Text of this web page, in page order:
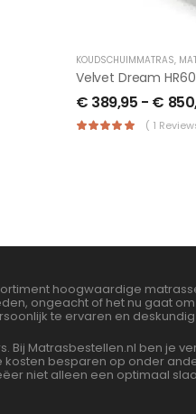
KOUDSCHUIMMATRAS,
€ 389,95 - €
( 1
hoogwaardige
ongeacht of het nu gaat
te ervaren en
Matrasbestellen.nl ben je
besparen op onder
niet alleen een optimaal